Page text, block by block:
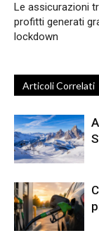
Le assicurazioni
profitti generati
lockdown
Articoli Correlati